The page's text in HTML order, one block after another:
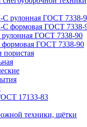
рулонная ГОСТ 7338-
формовая ГОСТ 7338-
ГОСТ 7338-90
ГОСТ 7338-90
пористая
17133-83
техники, щётки